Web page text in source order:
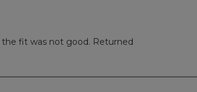
the fit was not good. Returned